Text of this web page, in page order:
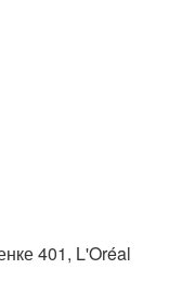
401, L'Oréal